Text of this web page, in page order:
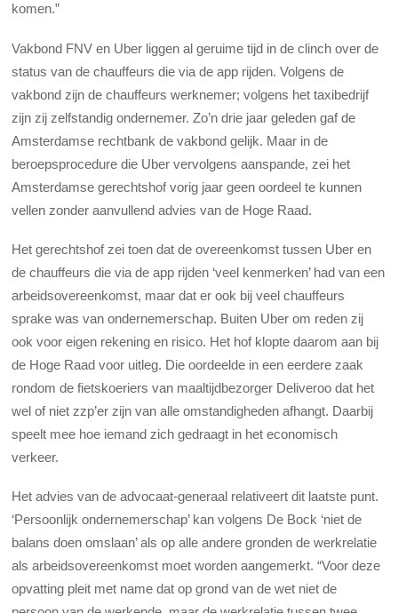
komen.”
Vakbond FNV en Uber liggen al geruime tijd in de clinch over de
status van de chauffeurs die via de app rijden. Volgens de
vakbond zijn de chauffeurs werknemer; volgens het taxibedrijf
zijn zij zelfstandig ondernemer. Zo’n drie jaar geleden gaf de
Amsterdamse rechtbank de vakbond gelijk. Maar in de
beroepsprocedure die Uber vervolgens aanspande, zei het
Amsterdamse gerechtshof vorig jaar geen oordeel te kunnen
vellen zonder aanvullend advies van de Hoge Raad.
Het gerechtshof zei toen dat de overeenkomst tussen Uber en
de chauffeurs die via de app rijden ‘veel kenmerken’ had van een
arbeidsovereenkomst, maar dat er ook bij veel chauffeurs
sprake was van ondernemerschap. Buiten Uber om reden zij
ook voor eigen rekening en risico. Het hof klopte daarom aan bij
de Hoge Raad voor uitleg. Die oordeelde in een eerdere zaak
rondom de fietskoeriers van maaltijdbezorger Deliveroo dat het
wel of niet zzp’er zijn van alle omstandigheden afhangt. Daarbij
speelt mee hoe iemand zich gedraagt in het economisch
verkeer.
Het advies van de advocaat-generaal relativeert dit laatste punt.
‘Persoonlijk ondernemerschap’ kan volgens De Bock ‘niet de
balans doen omslaan’ als op alle andere gronden de werkrelatie
als arbeidsovereenkomst moet worden aangemerkt. “Voor deze
opvatting pleit met name dat op grond van de wet niet de